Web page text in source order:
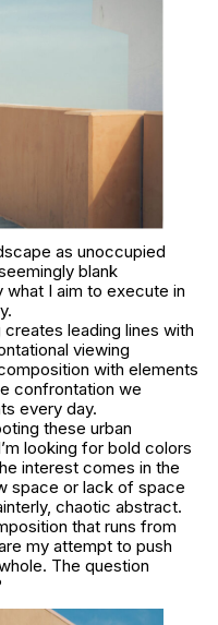
as unoccupied
blank
I aim to execute in
creates leading lines with
viewing
with elements
confrontation we
every day.
these urban
looking for bold colors
interest comes in the
space or lack of space
chaotic abstract.
that runs from
my attempt to push
The question